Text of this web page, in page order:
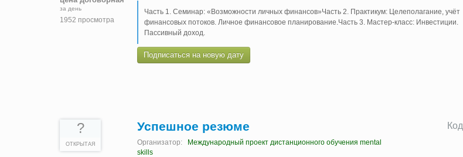
за день
1952 просмотра
Часть 1. Семинар: «Возможности личных финансов»Часть 2. Практикум: Целеполагание, учёт
финансовых потоков. Личное финансовое планирование.Часть 3. Мастер-класс: Инвестиции.
Пассивный доход.
Подписаться на новую дату
?
ОТКРЫТАЯ
Код
Успешное резюме
Организатор:
Международный проект дистанционного обучения mental
skills